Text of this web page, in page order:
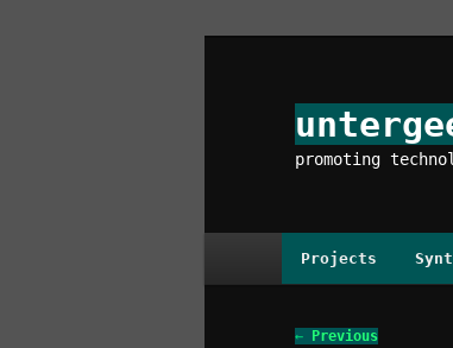
promoting
Projects
Post
← Previous